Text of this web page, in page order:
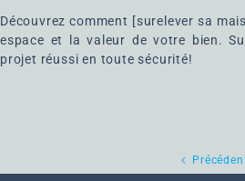
Découvrez comment [surelever sa
espace et la valeur de votre bien.
projet réussi en toute sécurité!